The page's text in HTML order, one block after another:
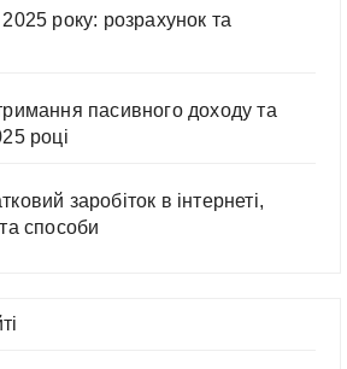
року: розрахунок та
пасивного доходу та
році
заробіток в інтернеті,
способи